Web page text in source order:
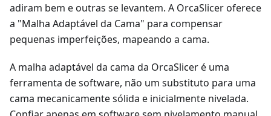
adiram bem e outras se levantem. A OrcaSlicer oferece
a "Malha Adaptável da Cama" para compensar
pequenas imperfeições, mapeando a cama.
A malha adaptável da cama da OrcaSlicer é uma
ferramenta de software, não um substituto para uma
cama mecanicamente sólida e inicialmente nivelada.